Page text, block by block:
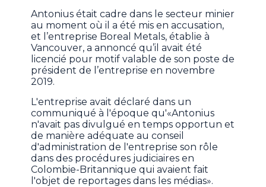
Antonius était cadre dans le secteur minier
au moment où il a été mis en accusation,
et l’entreprise Boreal Metals, établie à
Vancouver, a annoncé qu’il avait été
licencié pour motif valable de son poste de
président de l’entreprise en novembre
2019.
L'entreprise avait déclaré dans un
communiqué à l'époque qu'«Antonius
n'avait pas divulgué en temps opportun et
de manière adéquate au conseil
d'administration de l'entreprise son rôle
dans des procédures judiciaires en
Colombie-Britannique qui avaient fait
l'objet de reportages dans les médias».